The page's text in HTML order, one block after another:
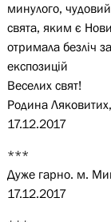
минулого, чудовий
свята, яким є
отримала безліч
експозицій
Веселих свят!
Родина
17.12.2017
***
Дуже гарно. м.
17.12.2017